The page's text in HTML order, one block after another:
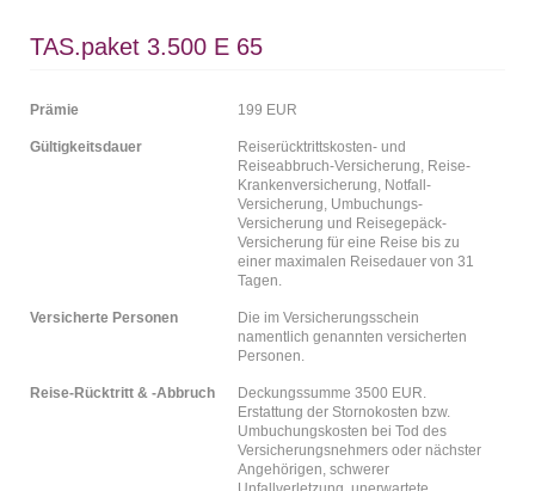
TAS.paket 3.500 E 65
Prämie 199 EUR
Gültigkeitsdauer
Reiserücktrittskosten- und
Reiseabbruch-Versicherung, Reise-
Krankenversicherung, Notfall-
Versicherung, Umbuchungs-
Versicherung und Reisegepäck-
Versicherung für eine Reise bis zu
einer maximalen Reisedauer von 31
Tagen.
Versicherte Personen
Die im Versicherungsschein
namentlich genannten versicherten
Personen.
Reise-Rücktritt & -Abbruch
Deckungssumme 3500 EUR.
Erstattung der Stornokosten bzw.
Umbuchungskosten bei Tod des
Versicherungsnehmers oder nächster
Angehörigen, schwerer